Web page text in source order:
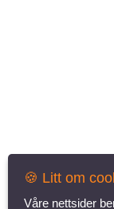
🍪 Litt om